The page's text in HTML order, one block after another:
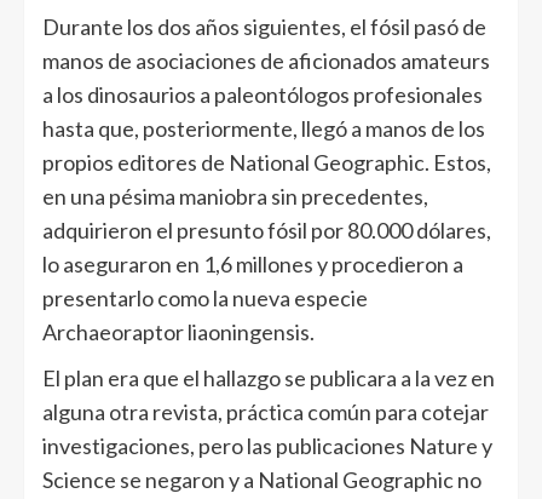
Durante los dos años siguientes, el fósil pasó de
manos de asociaciones de aficionados amateurs
a los dinosaurios a paleontólogos profesionales
hasta que, posteriormente, llegó a manos de los
propios editores de National Geographic. Estos,
en una pésima maniobra sin precedentes,
adquirieron el presunto fósil por 80.000 dólares,
lo aseguraron en 1,6 millones y procedieron a
presentarlo como la nueva especie
Archaeoraptor liaoningensis.
El plan era que el hallazgo se publicara a la vez en
alguna otra revista, práctica común para cotejar
investigaciones, pero las publicaciones Nature y
Science se negaron y a National Geographic no